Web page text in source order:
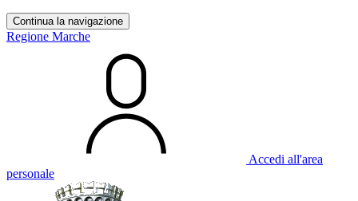
Continua la navigazione
Regione Marche
Accedi all'area
personale